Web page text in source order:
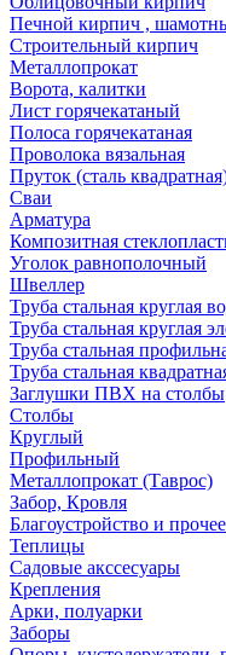
Печной кирпич ,
Строительный кирпич
Металлопрокат
Ворота, калитки
Лист горячекатаный
Полоса горячекатаная
Проволока вязальная
Пруток (сталь
Сваи
Арматура
Композитная
Уголок равнополочный
Швеллер
Труба стальная круглая
Труба стальная круглая
Труба стальная
Труба стальная
Заглушки ПВХ на столбы
Столбы
Круглый
Профильный
Металлопрокат (Таврос)
Забор, Кровля
Благоустройство и прочее
Теплицы
Садовые акссесуары
Крепления
Арки, полуарки
Заборы